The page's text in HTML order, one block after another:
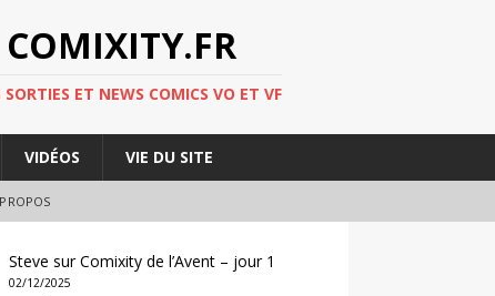
ET NEWS COMICS VO ET VF
VIDÉOS VIE DU SITE
Steve surComixity de l’Avent – jour 1
02/12/2025